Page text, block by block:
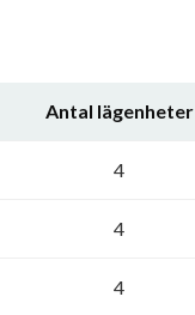
Antal lägenheter
4
4
4